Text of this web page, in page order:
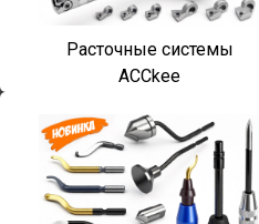
Расточные системы
ACCkee